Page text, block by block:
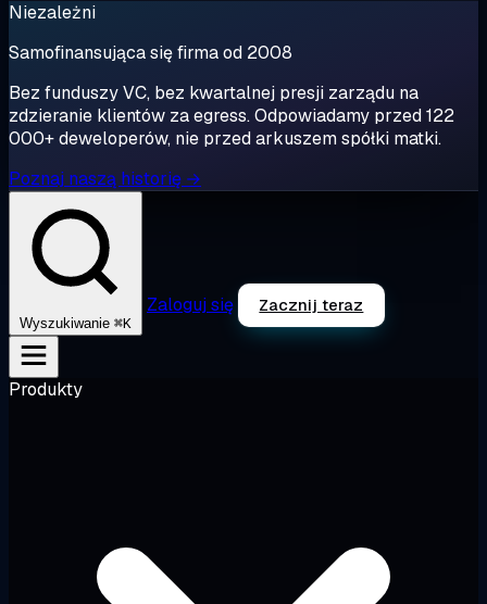
Niezależni
Samofinansująca się firma od 2008
Bez funduszy VC, bez kwartalnej presji zarządu na
zdzieranie klientów za egress. Odpowiadamy przed 122
000+ deweloperów, nie przed arkuszem spółki matki.
Poznaj naszą historię →
Wyszukiwanie ⌘K
Zaloguj się Zacznij teraz
Produkty